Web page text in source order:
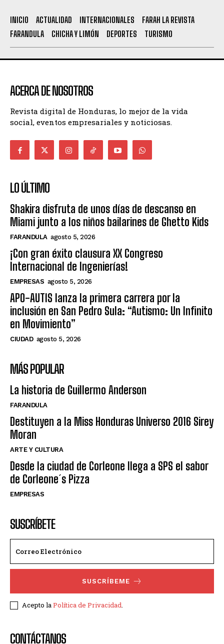
INICIO ACTUALIDAD INTERNACIONALES
FARAH LA REVISTA
FARANDULA
CHICHA Y LIMÓN DEPORTES TURISMO
ACERCA DE NOSOTROS
Revista digital de Honduras, lo mejor de la vida
social, eventos empresariales y noticiosas.
LO ÚLTIMO
Shakira disfruta de unos días de descanso en
Miami junto a los niños bailarines de Ghetto Kids
FARANDULA agosto 5, 2026
¡Con gran éxito clausura XX Congreso
Internacional de Ingenierías!
EMPRESAS agosto 5, 2026
APO-AUTIS lanza la primera carrera por la
inclusión en San Pedro Sula: “Autismo: Un Infinito
en Movimiento”
CIUDAD agosto 5, 2026
MÁS POPULAR
La historia de Guillermo Anderson
FARANDULA
Destituyen a la Miss Honduras Universo 2016 Sirey
Moran
ARTE Y CULTURA
Desde la ciudad de Corleone llega a SPS el sabor
de Corleone´s Pizza
EMPRESAS
SUSCRÍBETE
SUSCRÍBEME
Acepto laPolítica de Privacidad.
CONTÁCTANOS